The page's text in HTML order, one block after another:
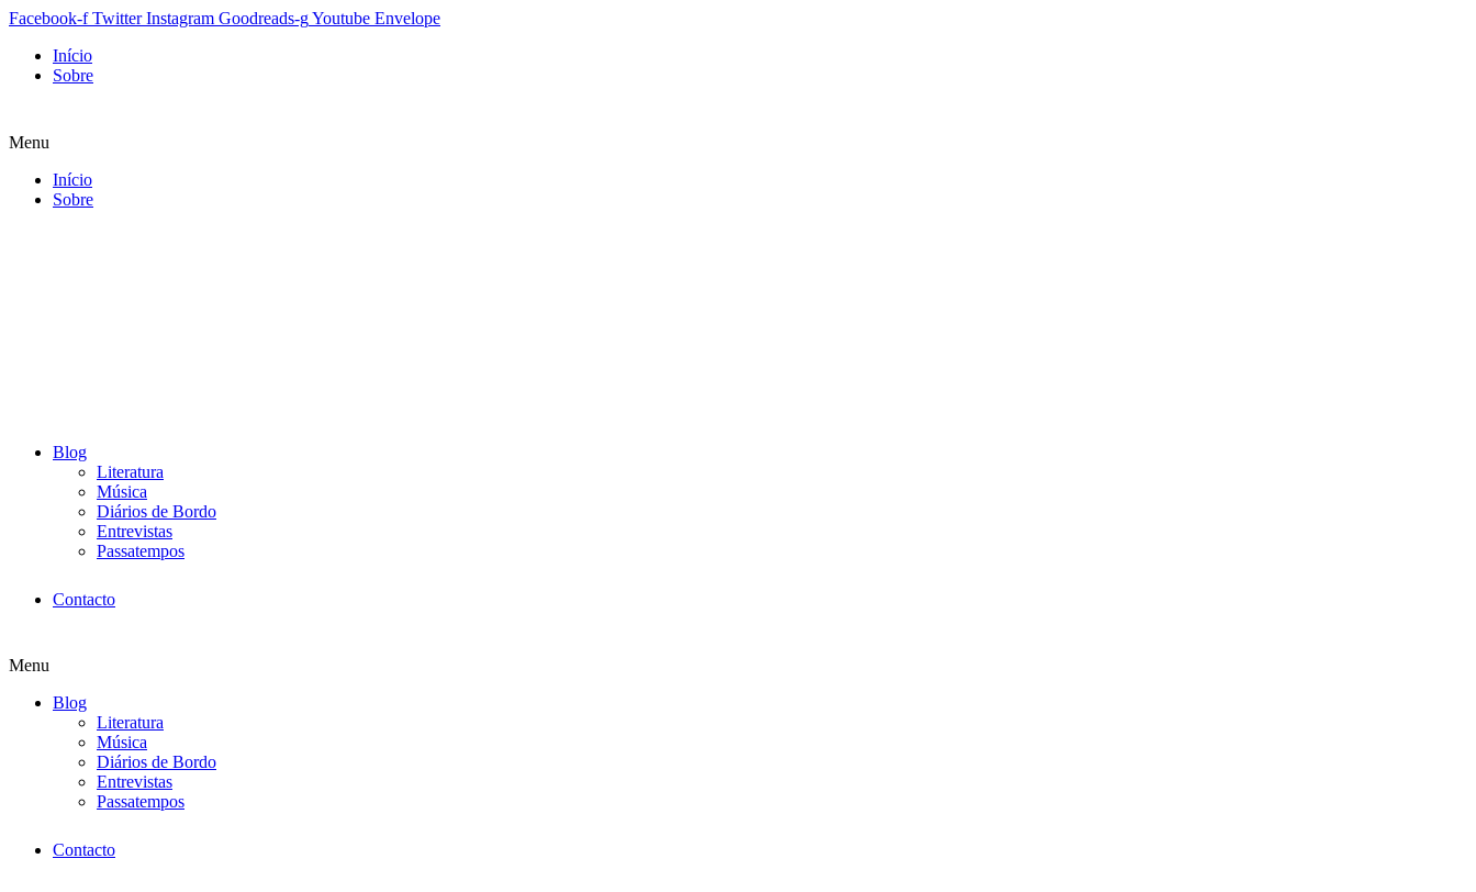
Facebook-f Twitter Instagram Goodreads-gYoutube Envelope
Início
Sobre
Menu
Início
Sobre
Blog
Literatura
Música
Diários de Bordo
Entrevistas
Passatempos
Contacto
Menu
Blog
Literatura
Música
Diários de Bordo
Entrevistas
Passatempos
Contacto